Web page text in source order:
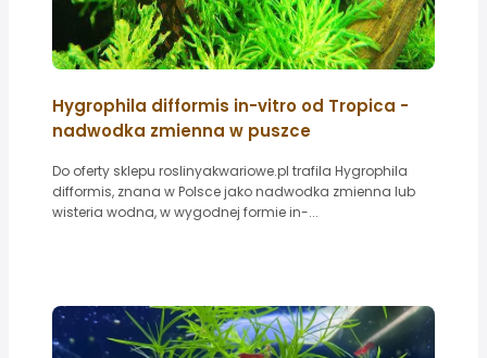
Hygrophila difformis in-vitro od Tropica -
nadwodka zmienna w puszce
Do oferty sklepu roslinyakwariowe.pl trafila Hygrophila
difformis, znana w Polsce jako nadwodka zmienna lub
wisteria wodna, w wygodnej formie in-...